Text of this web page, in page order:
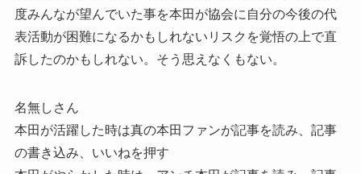
度みんなが望んでいた事を本田が協会に自分の今後の代
表活動が困難になるかもしれないリスクを覚悟の上で直
訴したのかもしれない。そう思えなくもない。
名無しさん
本田が活躍した時は真の本田ファンが記事を読み、記事
の書き込み、いいねを押す